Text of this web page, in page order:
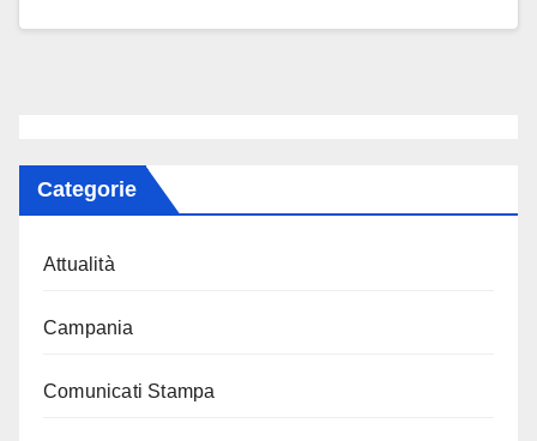
Categorie
Attualità
Campania
Comunicati Stampa